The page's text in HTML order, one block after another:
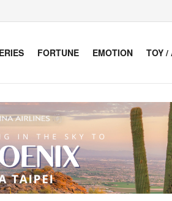
FORTUNE EMOTION TOY /